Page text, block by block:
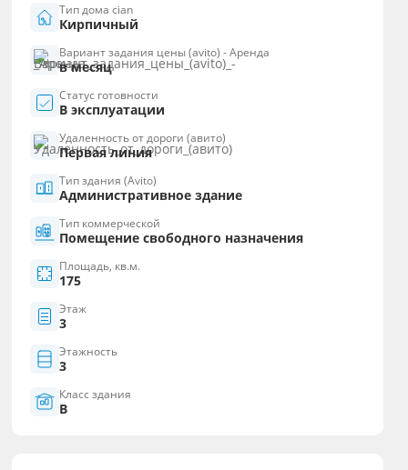
Тип дома cian
Кирпичный
Вариант задания цены (avito) - Аренда
в месяц
Статус готовности
В эксплуатации
Удаленность от дороги (авито)
Первая линия
Тип здания (Avito)
Административное здание
Тип коммерческой
Помещение свободного назначения
Площадь, кв.м.
175
Этаж
3
Этажность
3
Класс здания
B